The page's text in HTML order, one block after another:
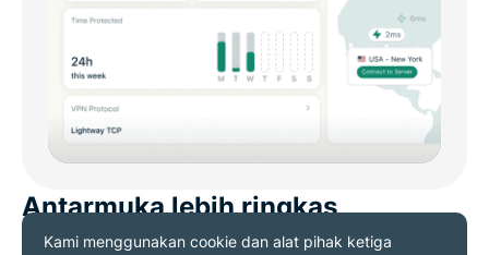
Antarmuka lebih ringkas